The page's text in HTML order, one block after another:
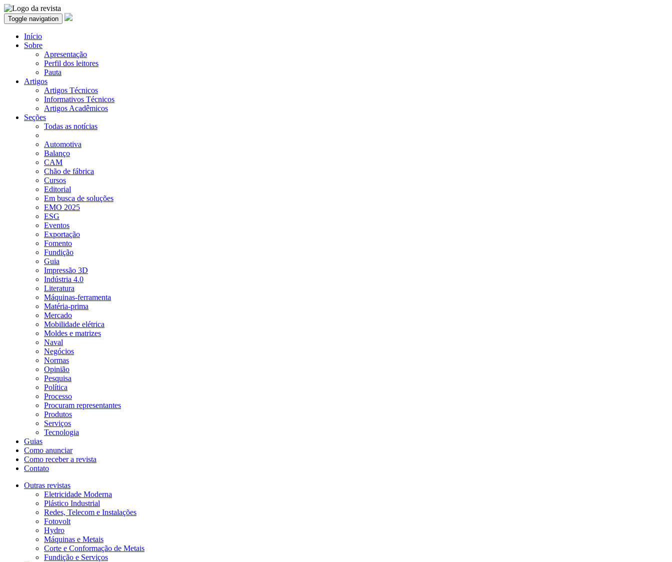
Toggle navigation
Início
Sobre
Apresentação
Perfil dos leitores
Pauta
Artigos
Artigos Técnicos
Informativos Técnicos
Artigos Acadêmicos
Seções
Todas as notícias
Automotiva
Balanço
CAM
Chão de fábrica
Cursos
Editorial
Em busca de soluções
EMO 2025
ESG
Eventos
Exportação
Fomento
Fundição
Guia
Impressão 3D
Indústria 4.0
Literatura
Máquinas-ferramenta
Matéria-prima
Mercado
Mobilidade elétrica
Moldes e matrizes
Naval
Negócios
Normas
Opinião
Pesquisa
Política
Processo
Procuram representantes
Produtos
Serviços
Tecnologia
Guias
Como anunciar
Como receber a revista
Contato
Outras revistas
Eletricidade Moderna
Plástico Industrial
Redes, Telecom e Instalações
Fotovolt
Hydro
Máquinas e Metais
Corte e Conformação de Metais
Fundição e Serviços